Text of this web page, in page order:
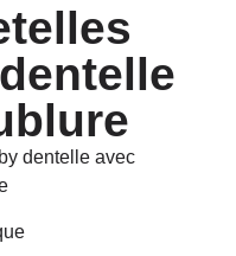
dentelle avec